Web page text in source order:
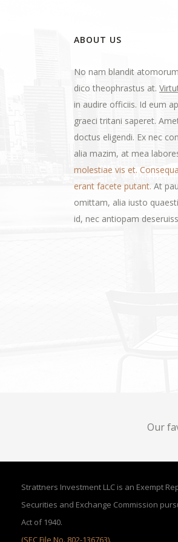
ABOUT US
No nam blandit
dico theophrastus at.
in audire officiis. Id eum
graeci tritani saperet.
doctus eligendi. Ex nec
alia mazim, at mea
molestiae vis et.
erant facete putant. At
omittam, alia iusto
id, nec antiopam
Our
Strattners Investment LLC is an Exempt
Securities and Exchange Commission
Act of 1940.
(SEC File No. 802-136763).